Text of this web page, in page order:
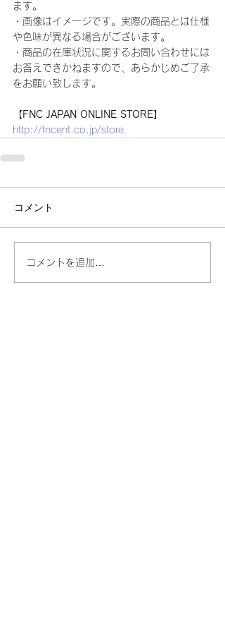
ます。
・画像はイメージです。実際の商品とは仕様
や色味が異なる場合がございます。
・商品の在庫状況に関するお問い合わせには
お答えできかねますので、あらかじめご了承
をお願い致します。
【FNC JAPAN ONLINE STORE】
http://fncent.co.jp/store
コメント
コメントを追加…